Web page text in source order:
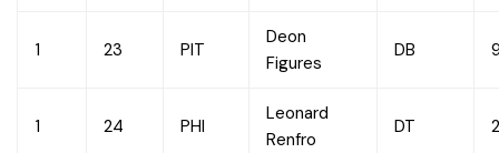
1 23 PIT
Deon
Figures
DB
1 24 PHI
Leonard
Renfro
DT